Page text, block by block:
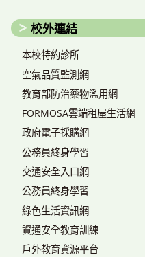
校外連結
本校特約診所
空氣品質監測網
教育部防治藥物濫用網
FORMOSA雲端租屋生活網
政府電子採購網
公務員終身學習
交通安全入口網
公務員終身學習
綠色生活資訊網
資通安全教育訓練
戶外教育資源平台